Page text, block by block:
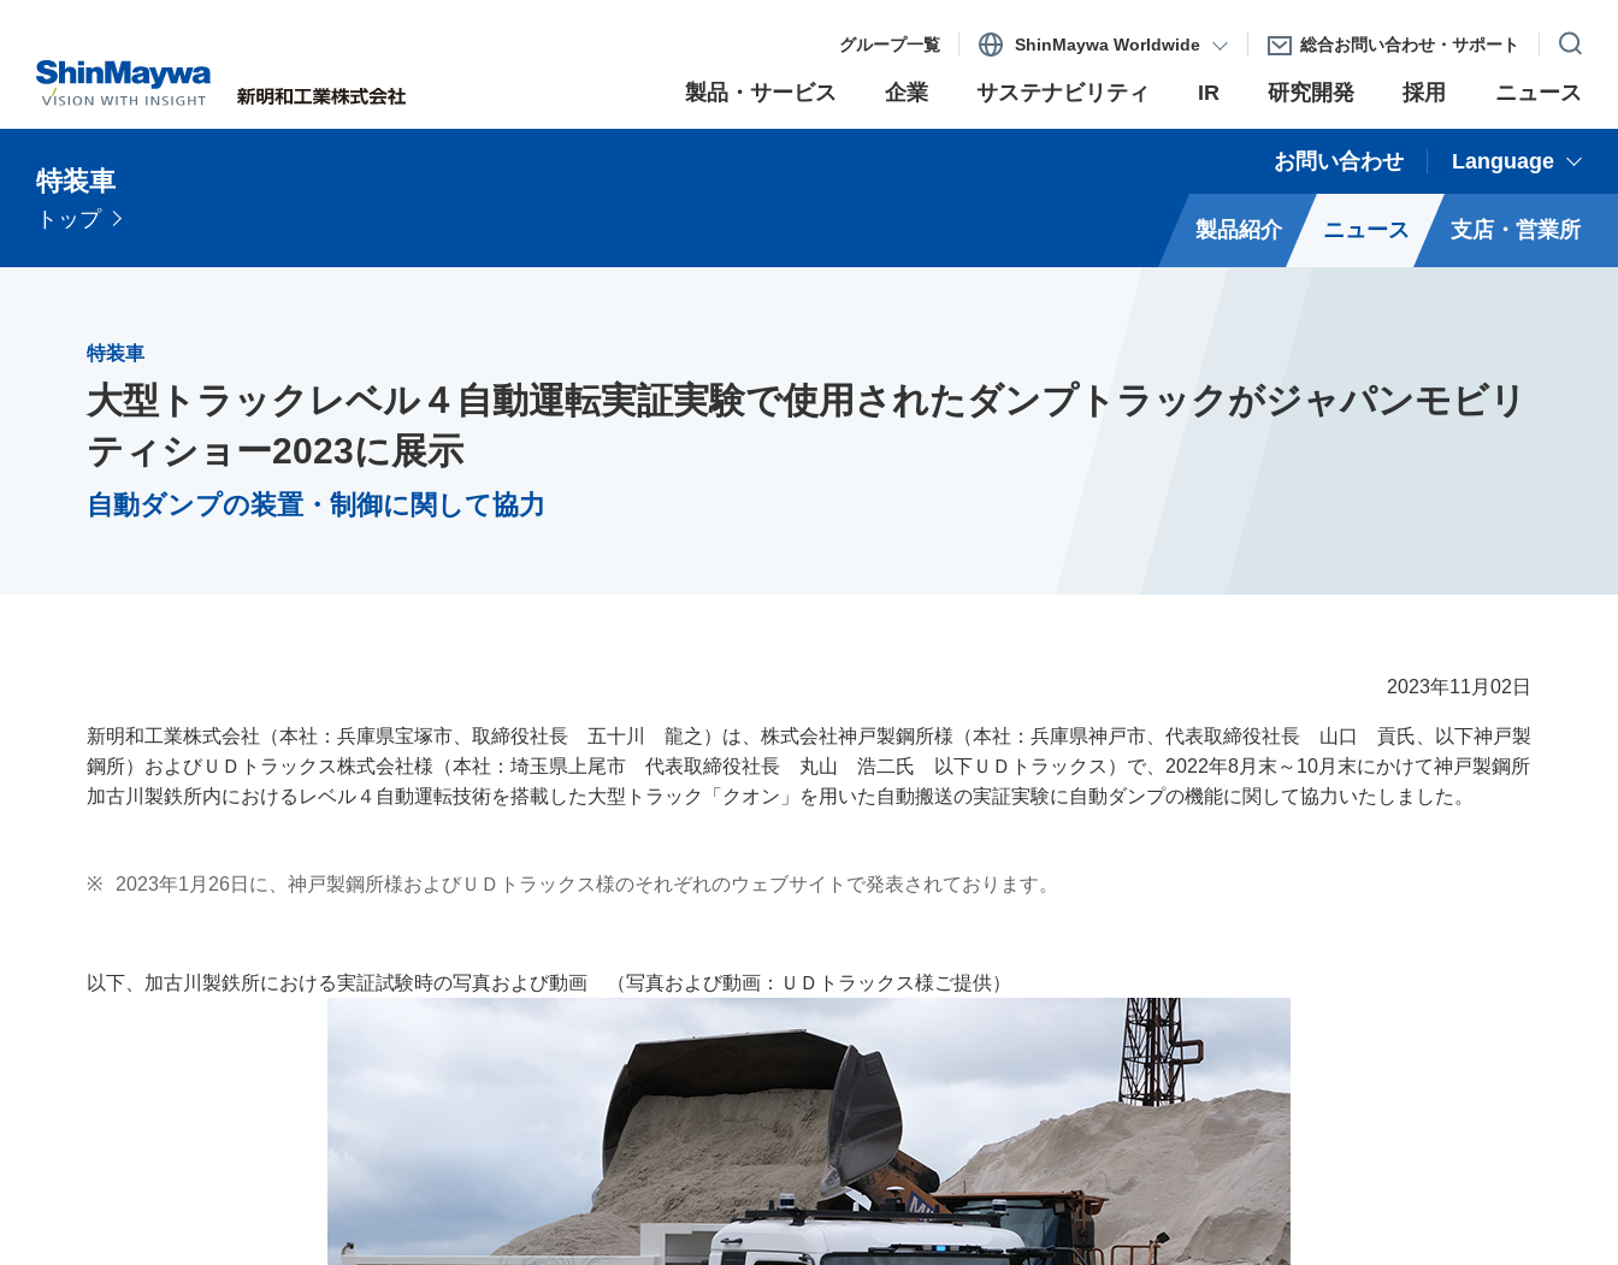
製品・サービス 企業 サステナビリティ IR 研究開発 採用 ニュース
グループ一覧 ShinMaywa Worldwide 総合お問い合わせ・サポート
特装車
トップ
お問い合わせ Language
製品紹介 ニュース 支店・営業所
特装車
大型トラックレベル４自動運転実証実験で使用されたダンプトラックがジャパンモビリ
ティショー2023に展示
自動ダンプの装置・制御に関して協力
2023年11月02日
新明和工業株式会社（本社：兵庫県宝塚市、取締役社長 五十川 龍之）は、株式会社神戸製鋼所様（本社：兵庫県神戸市、代表取締役社長 山口 貢氏、以下神戸製
鋼所）およびＵＤトラックス株式会社様（本社：埼玉県上尾市 代表取締役社長 丸山 浩二氏 以下ＵＤトラックス）で、2022年8月末～10月末にかけて神戸製鋼所
加古川製鉄所内におけるレベル４自動運転技術を搭載した大型トラック「クオン」を用いた自動搬送の実証実験に自動ダンプの機能に関して協力いたしました。
※ 2023年1月26日に、神戸製鋼所様およびＵＤトラックス様のそれぞれのウェブサイトで発表されております。
以下、加古川製鉄所における実証試験時の写真および動画 （写真および動画：ＵＤトラックス様ご提供）